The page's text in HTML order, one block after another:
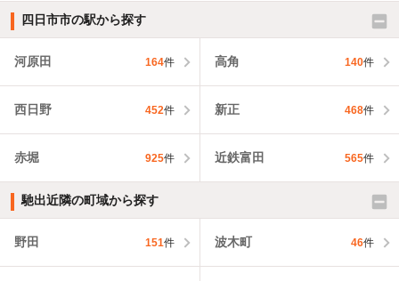
四日市市の駅から探す
河原田 164件 高角 140件
西日野 452件 新正 468件
赤堀 925件 近鉄富田 565件
馳出近隣の町域から探す
野田 151件 波木町 46件